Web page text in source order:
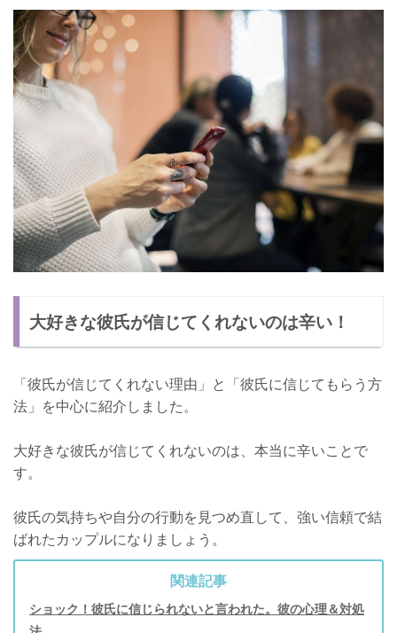
大好きな彼氏が信じてくれないのは辛い！
「彼氏が信じてくれない理由」と「彼氏に信じてもらう方
法」を中心に紹介しました。
大好きな彼氏が信じてくれないのは、本当に辛いことで
す。
彼氏の気持ちや自分の行動を見つめ直して、強い信頼で結
ばれたカップルになりましょう。
関連記事
ショック！彼氏に信じられないと言われた。彼の心理＆対処